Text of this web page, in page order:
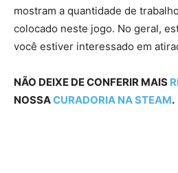
mostram a quantidade de
colocado neste jogo. No geral,
você estiver interessado em
NÃO DEIXE DE CONFERIR MAIS
NOSSACURADORIA NA STEAM.